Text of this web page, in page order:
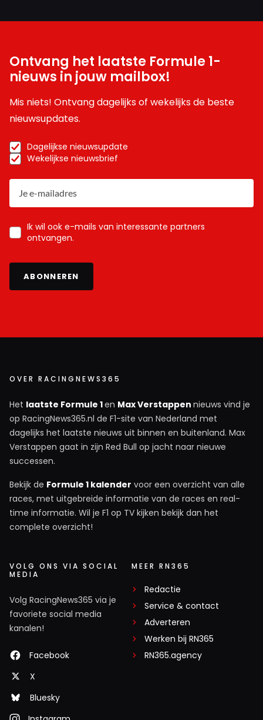
Ontvang het laatste Formule 1-
nieuws in jouw mailbox!
Mis niets! Ontvang dagelijks of wekelijks de beste
nieuwsupdates.
Dagelijkse nieuwsupdate
Wekelijkse nieuwsbrief
Ik wil ook e-mails van interessante partners
ontvangen.
ABONNEREN
OVER RACINGNEWS365
Het laatste Formule 1en Max Verstappen nieuws vind je
op RacingNews365.nl de F1-site van Nederland met
dagelijks het laatste nieuws uit binnen en buitenland. Max
Verstappen gaat in zijn Red Bull op jacht naar nieuwe
successen.
Bekijk de Formule 1 kalender voor een overzicht van alle
races, met uitgebreide informatie van de races en real-
time informatie. Wil je F1 op TV kijken bekijk dan het
complete overzicht!
VOLG ONS VIA SOCIAL
MEDIA
Volg RacingNews365 via je
favoriete social media
kanalen!
Facebook
X
Bluesky
MEER RN365
Redactie
Service & contact
Adverteren
Werken bij RN365
RN365.agency